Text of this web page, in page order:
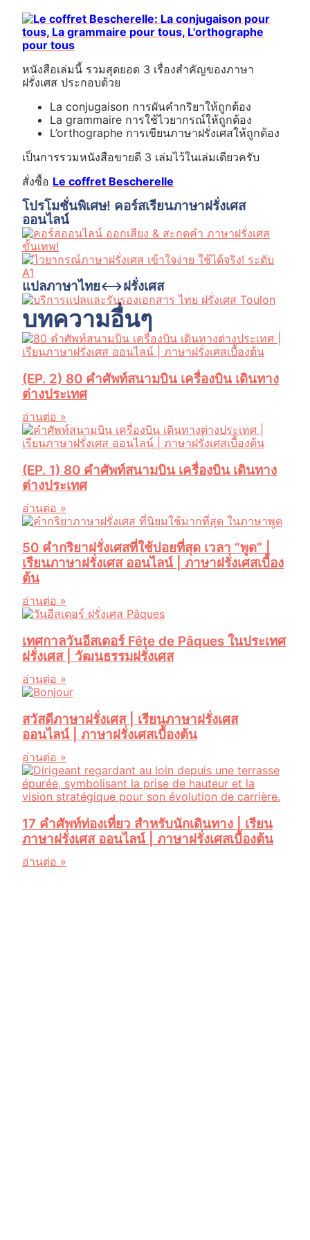
หนังสือเล่มนี้ รวมสุดยอด 3 เรื่องสำคัญของภาษา
ฝรั่งเศส ประกอบด้วย
La conjugaison การผันคำกริยาให้ถูกต้อง
La grammaire การใช้ไวยากรณ์ให้ถูกต้อง
L’orthographe การเขียนภาษาฝรั่งเศสให้ถูกต้อง
เป็นการรวมหนังสือขายดี 3 เล่มไว้ในเล่มเดียวครับ
สั่งซื้อ Le coffret Bescherelle
โปรโมชั่นพิเศษ! คอร์สเรียนภาษาฝรั่งเศส
ออนไลน์
แปลภาษาไทย⟷ฝรั่งเศส
บทความอื่นๆ
(EP. 2) 80 คำศัพท์สนามบิน เครื่องบิน เดินทาง
ต่างประเทศ
อ่านต่อ »
(EP. 1) 80 คำศัพท์สนามบิน เครื่องบิน เดินทาง
ต่างประเทศ
อ่านต่อ »
50 คำกริยาฝรั่งเศสที่ใช้บ่อยที่สุด เวลา “พูด” |
เรียนภาษาฝรั่งเศส ออนไลน์ | ภาษาฝรั่งเศสเบื้อง
ต้น
อ่านต่อ »
เทศกาลวันอีสเตอร์ Fête de Pâques ในประเทศ
ฝรั่งเศส | วัฒนธรรมฝรั่งเศส
อ่านต่อ »
สวัสดีภาษาฝรั่งเศส | เรียนภาษาฝรั่งเศส
ออนไลน์ | ภาษาฝรั่งเศสเบื้องต้น
อ่านต่อ »
17 คำศัพท์ท่องเที่ยว สำหรับนักเดินทาง | เรียน
ภาษาฝรั่งเศส ออนไลน์ | ภาษาฝรั่งเศสเบื้องต้น
อ่านต่อ »